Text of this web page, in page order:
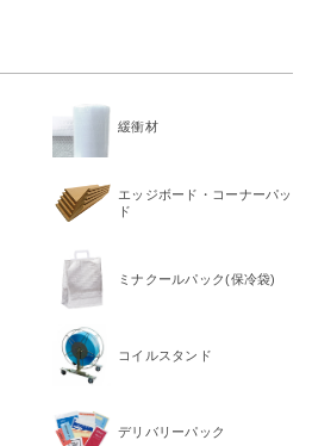
緩衝材
エッジボード・コーナーパッ
ド
ミナクールパック(保冷袋)
コイルスタンド
デリバリーパック